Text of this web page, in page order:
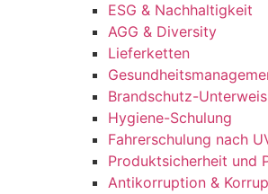
ESG & Nachhaltigkeit
AGG & Diversity
Lieferketten
Brandschutz-
Hygiene-Schulung
Fahrerschulung nach
Produktsicherheit und
Antikorruption &